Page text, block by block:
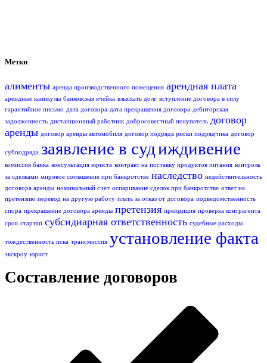
Метки
алименты аренда производственного помещения арендная плата
арендные каникулы банковская ячейка взыскать долг вступление договора в силу
гарантийное письмо дата договора дата прекращения договора дебиторская
задолженность дистанционный работник добросовестный покупатель договор
аренды договор аренды автомобиля договор подряда риски подрядчика договор
субподряда заявление в судиждивение
комиссия банка консультация юриста контракт на поставку продуктов питания контроль
за сделками мировое соглашение при банкротстве наследство недействительность
договора аренды номинальный счет оспаривание сделок при банкротстве ответ на
претензию перевод на другую работу плата за отказ от договора подведомственность
спора прекращение договора аренды претензия преюдиция проверка контрагента
срок стартап субсидиарная ответственность судебные расходы
тождественность иска трансмиссия установление факта
экскроу юрист
Составление договоров